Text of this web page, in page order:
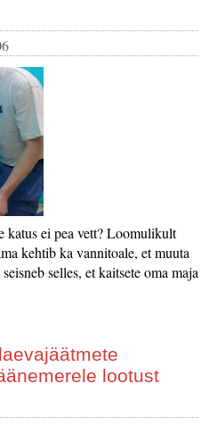
katus ei pea vett? Loomulikult
kehtib ka vannitoale, et muuta
selles, et kaitsete oma maja
lootust